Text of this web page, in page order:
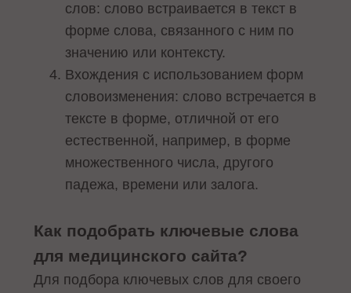
слов: слово встраивается в текст в
форме слова, связанного с ним по
значению или контексту.
Вхождения с использованием форм
словоизменения: слово встречается в
тексте в форме, отличной от его
естественной, например, в форме
множественного числа, другого
падежа, времени или залога.
Как подобрать ключевые слова
для медицинского сайта?
Для подбора ключевых слов для своего